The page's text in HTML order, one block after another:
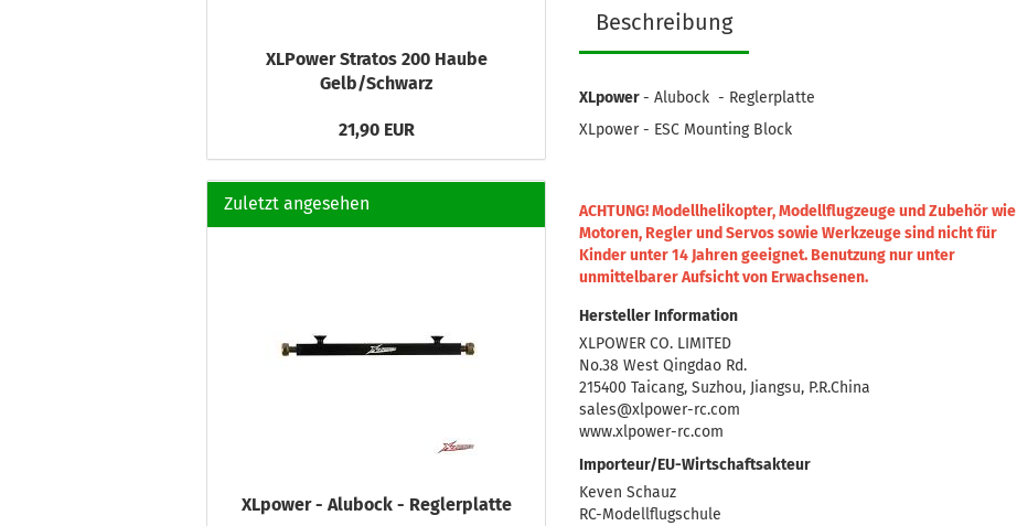
Beschreibung
XLpower- Alubock - Reglerplatte
XLpower - ESC Mounting Block
ACHTUNG! Modellhelikopter, Modellflugzeuge und Zubehör wie
Motoren, Regler und Servos sowie Werkzeuge sind nicht für
Kinder unter 14 Jahren geeignet. Benutzung nur unter
unmittelbarer Aufsicht von Erwachsenen.
Hersteller Information
XLPOWER CO. LIMITED
No.38 West Qingdao Rd.
215400 Taicang, Suzhou, Jiangsu, P.R.China
sales@xlpower-rc.com
www.xlpower-rc.com
Importeur/EU-Wirtschaftsakteur
Keven Schauz
RC-Modellflugschule
XLPower Stratos 200 Haube
Gelb/Schwarz
21,90 EUR
Zuletzt angesehen
XLpower - Alubock - Reglerplatte